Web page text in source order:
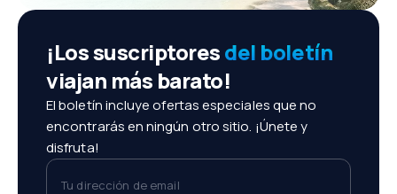
¡Los suscriptoresdel boletín
viajan más barato!
El boletín incluye ofertas especiales que no
encontrarás en ningún otro sitio. ¡Únete y
disfruta!
Tu dirección de email